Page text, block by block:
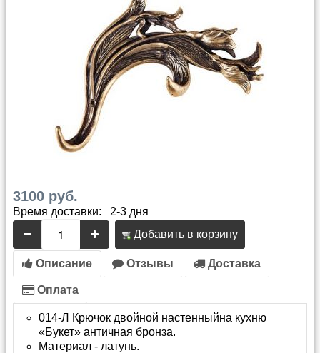
3100 руб.
Время доставки: 2-3 дня
Добавить в корзину
Описание Отзывы Доставка
Оплата
014-Л Крючок двойной настенныйна кухню
«Букет» античная бронза.
Материал - латунь.